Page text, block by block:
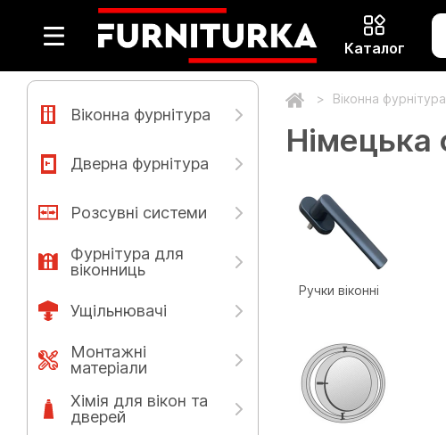
Каталог
Віконна фурнітура
Дверна фурнітура
Розсувні системи
Фурнітура для
віконниць
Ущільнювачі
Монтажні
матеріали
Хімія для вікон та
дверей
Віконна фурнітура
Німецька
Ручки віконні